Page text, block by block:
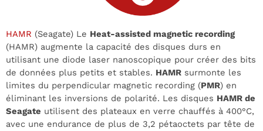
HAMR (Seagate) Le Heat-assisted magnetic recording
(HAMR) augmente la capacité des disques durs en
utilisant une diode laser nanoscopique pour créer des bits
de données plus petits et stables. HAMR surmonte les
limites du perpendicular magnetic recording (PMR) en
éliminant les inversions de polarité. Les disques HAMR de
Seagate utilisent des plateaux en verre chauffés à 400°C,
avec une endurance de plus de 3,2 pétaoctets par tête de